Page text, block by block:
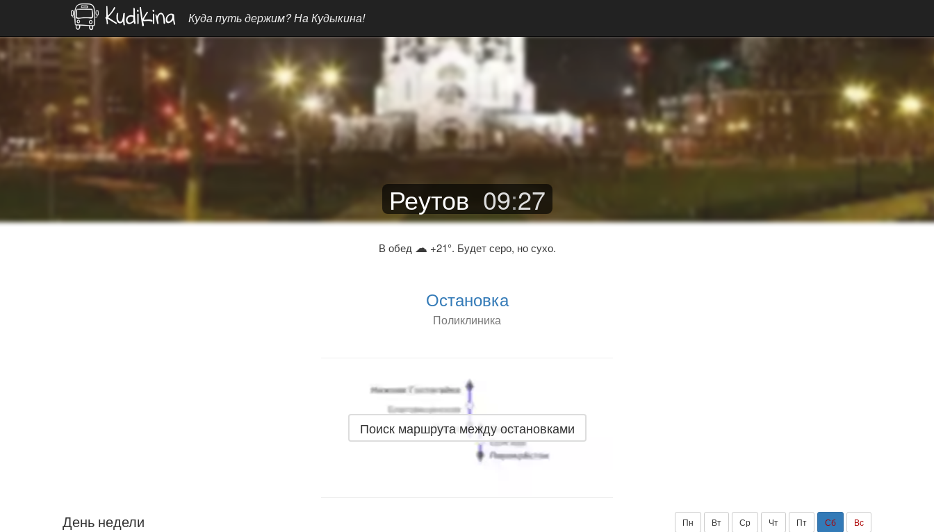
Куда путь держим? На Кудыкина!
Реутов 09:27
В обед ☁ +21°. Будет серо, но сухо.
Остановка
Поликлиника
Поиск маршрута между остановками
День недели Пн Вт Ср Чт Пт Сб Вс